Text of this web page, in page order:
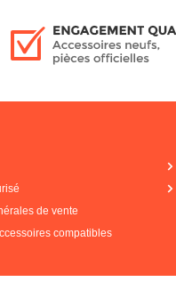
de vente
compatibles